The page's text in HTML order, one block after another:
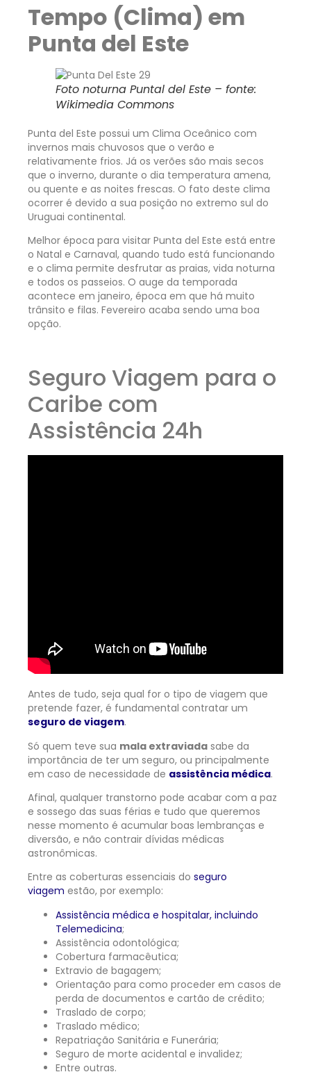
Tempo (Clima) em
Punta del Este
Foto noturna Puntal del Este – fonte:
Wikimedia Commons
Punta del Este possui um Clima Oceânico com
invernos mais chuvosos que o verão e
relativamente frios. Já os verões são mais secos
que o inverno, durante o dia temperatura amena,
ou quente e as noites frescas. O fato deste clima
ocorrer é devido a sua posição no extremo sul do
Uruguai continental.
Melhor época para visitar Punta del Este está entre
o Natal e Carnaval, quando tudo está funcionando
e o clima permite desfrutar as praias, vida noturna
e todos os passeios. O auge da temporada
acontece em janeiro, época em que há muito
trânsito e filas. Fevereiro acaba sendo uma boa
opção.
Seguro Viagem para o
Caribe com
Assistência 24h
Antes de tudo, seja qual for o tipo de viagem que
pretende fazer, é fundamental contratar um
seguro de viagem.
Só quem teve sua mala extraviada sabe da
importância de ter um seguro, ou principalmente
em caso de necessidade de assistência médica.
Afinal, qualquer transtorno pode acabar com a paz
e sossego das suas férias e tudo que queremos
nesse momento é acumular boas lembranças e
diversão, e não contrair dívidas médicas
astronômicas.
Entre as coberturas essenciais do seguro
viagem estão, por exemplo:
Assistência médica e hospitalar, incluindo
Telemedicina;
Assistência odontológica;
Cobertura farmacêutica;
Extravio de bagagem;
Orientação para como proceder em casos de
perda de documentos e cartão de crédito;
Traslado de corpo;
Traslado médico;
Repatriação Sanitária e Funerária;
Seguro de morte acidental e invalidez;
Entre outras.